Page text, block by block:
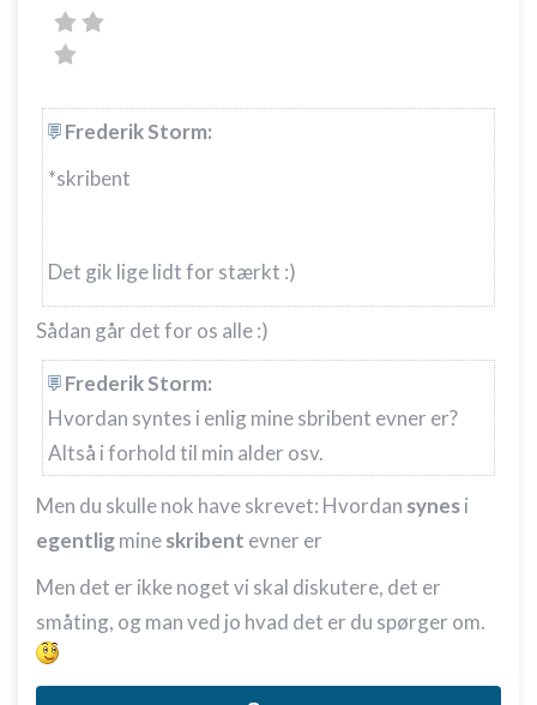
Frederik Storm:
*skribent
Det gik lige lidt for stærkt :)
Sådan går det for os alle :)
Frederik Storm:
Hvordan syntes i enlig mine sbribent evner er?
Altså i forhold til min alder osv.
Men du skulle nok have skrevet: Hvordan synesi
egentligmineskribent evner er
Men det er ikke noget vi skal diskutere, det er
småting, og man ved jo hvad det er du spørger om.